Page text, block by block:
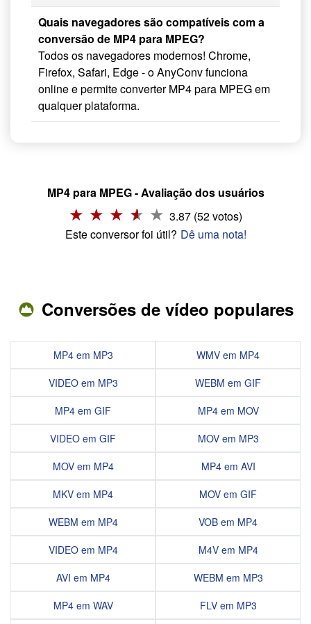
Quais navegadores são compatíveis com a
conversão de MP4 para MPEG?
Todos os navegadores modernos! Chrome,
Firefox, Safari, Edge - o AnyConv funciona
online e permite converter MP4 para MPEG em
qualquer plataforma.
MP4 para MPEG - Avaliação dos usuários
3.87 (52 votos)
Este conversor foi útil? Dê uma nota!
Conversões de vídeo populares
MP4 em MP3
VIDEO em MP3
MP4 em GIF
VIDEO em GIF
MOV em MP4
MKV em MP4
WEBM em MP4
VIDEO em MP4
AVI em MP4
MP4 em WAV
WMV em MP4
WEBM em GIF
MP4 em MOV
MOV em MP3
MP4 em AVI
MOV em GIF
VOB em MP4
M4V em MP4
WEBM em MP3
FLV em MP3